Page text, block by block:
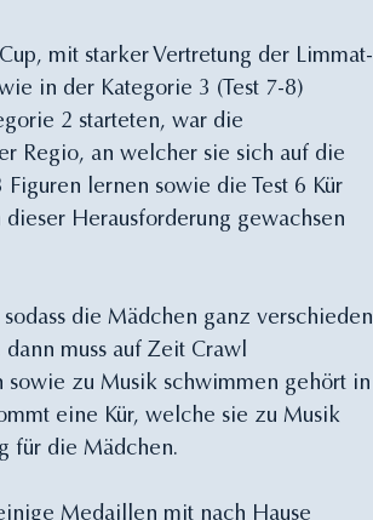
mit starker Vertretung der Limmat-
in der Kategorie 3 (Test 7-8)
2 starteten, war die
Regio, an welcher sie sich auf die
lernen sowie die Test 6 Kür
Herausforderung gewachsen
die Mädchen ganz verschieden
muss auf Zeit Crawl
zu Musik schwimmen gehört in
eine Kür, welche sie zu Musik
für die Mädchen.
Medaillen mit nach Hause